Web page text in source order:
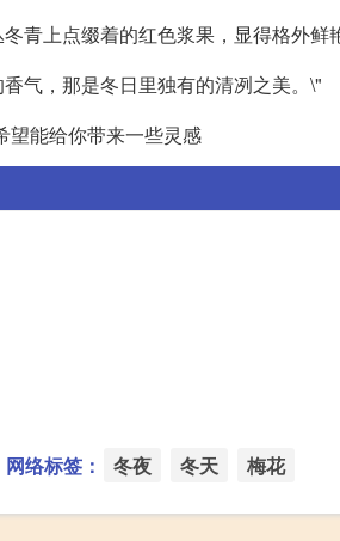
青上点缀着的红色浆果，显得格外鲜
气，那是冬日里独有的清冽之美。\"
望能给你带来一些灵感
网络标签： 冬夜 冬天 梅花